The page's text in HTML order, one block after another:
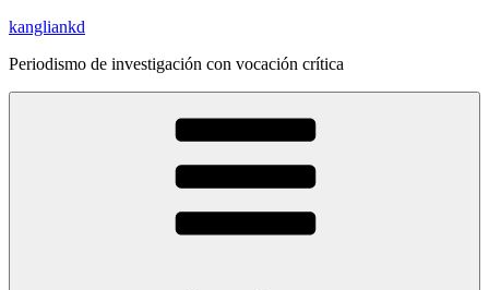
Saltar
contenido
kangliankd
Periodismo de investigación con vocación crítica